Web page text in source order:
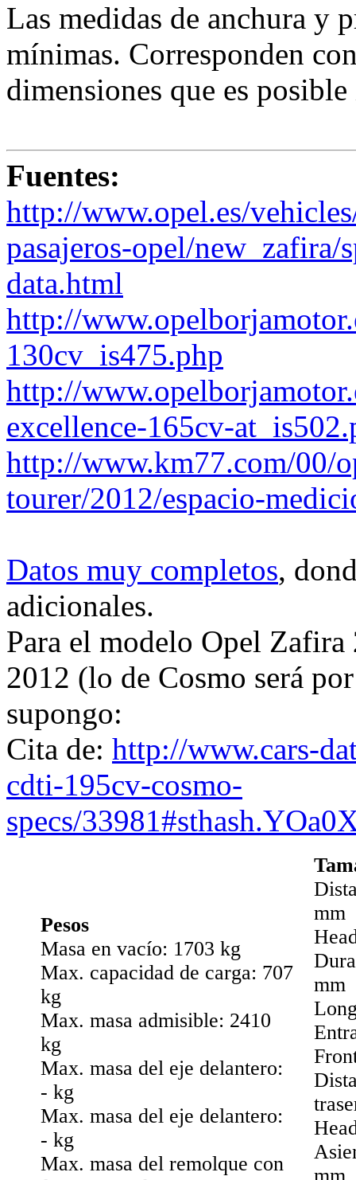
Las medidas de anchura y
mínimas. Corresponden
dimensiones que es
Fuentes:
http://www.opel.es/
pasajeros-opel/
data.html
http://
130cv_is475.php
http://
excellence-165cv-
http://www.km77.com/00/
tourer/2012/espacio-
Datos muy completos,
adicionales.
Para el modelo Opel
2012 (lo de Cosmo será
supongo:
Cita de: http://www.cars-
cdti-195cv-cosmo-
specs/
Pesos
Masa en vacío: 1703 kg
Max. capacidad de carga: 707
kg
Max. masa admisible: 2410
kg
Max. masa del eje delantero:
- kg
Max. masa del eje delantero:
- kg
Max. masa del remolque con
mm
mm